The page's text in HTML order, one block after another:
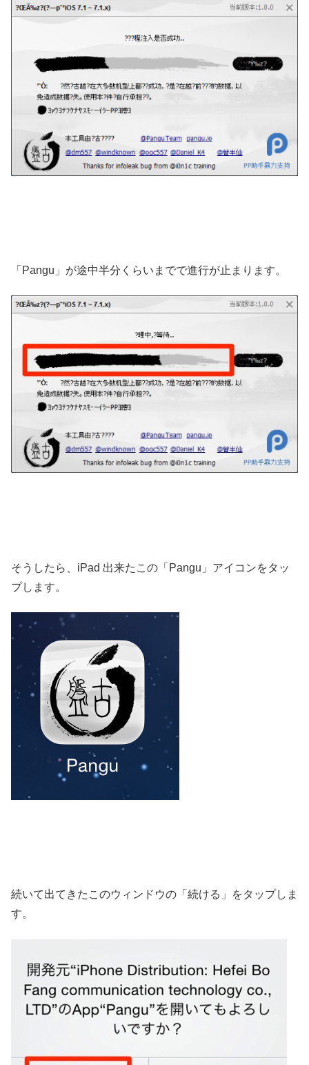
「Pangu」が途中半分くらいまでで進行が止まります。
そうしたら、iPad 出来たこの「Pangu」アイコンをタッ
プします。
続いて出てきたこのウィンドウの「続ける」をタップしま
す。